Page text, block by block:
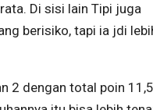
Di sisi lain Tipi juga
berisiko, tapi ia jdi
2 dengan total poin